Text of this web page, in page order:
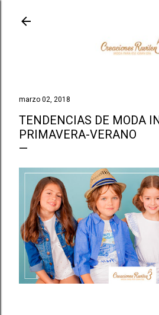
marzo 02, 2018
TENDENCIAS DE MODA
PRIMAVERA-VERANO